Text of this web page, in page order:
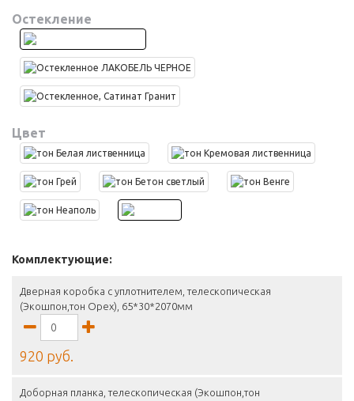
Остекление
Цвет
Комплектующие:
Дверная коробка с уплотнителем, телескопическая
(Экошпон,тон Орех), 65*30*2070мм
920 руб.
Доборная планка, телескопическая (Экошпон,тон